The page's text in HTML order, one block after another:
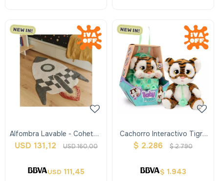
Alfombra Lavable - Cohete -
Lorena Canals
USD 131,12 USD160,00
USD 111,45
Cachorro Interactivo Tigre
Baby Paws
$ 2.286 $2.790
$ 1.943